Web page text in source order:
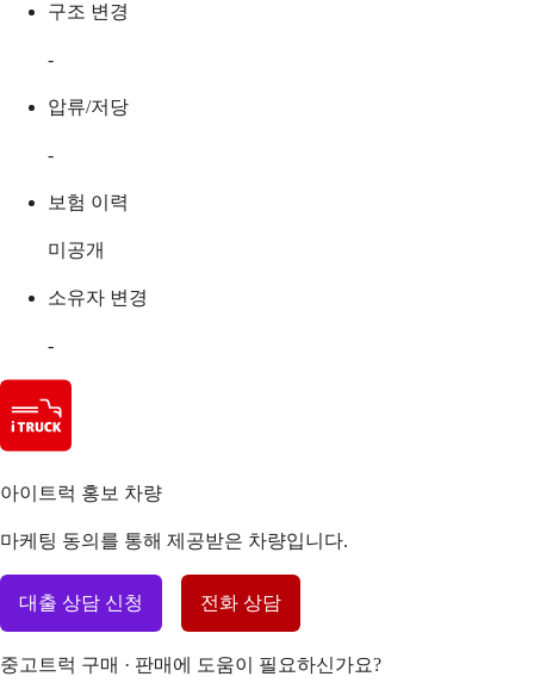
구조 변경
-
압류/저당
-
보험 이력
미공개
소유자 변경
-
아이트럭 홍보 차량
마케팅 동의를 통해 제공받은 차량입니다.
대출 상담 신청 전화 상담
중고트럭 구매 · 판매에 도움이 필요하신가요?